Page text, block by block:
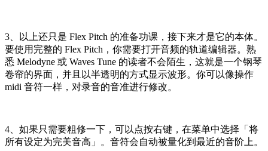
3、以上还只是 Flex Pitch 的准备功课，接下来才是它的本体。
要使用完整的 Flex Pitch，你需要打开音频的轨道编辑器。熟
悉 Melodyne 或 Waves Tune 的读者不会陌生，这就是一个钢琴
卷帘的界面，并且以半透明的方式显示波形。你可以像操作
midi 音符一样，对录音的音准进行修改。
4、如果只需要粗修一下，可以点按右键，在菜单中选择「将
所有设定为完美音高」。音符会自动被量化到最近的音阶上。